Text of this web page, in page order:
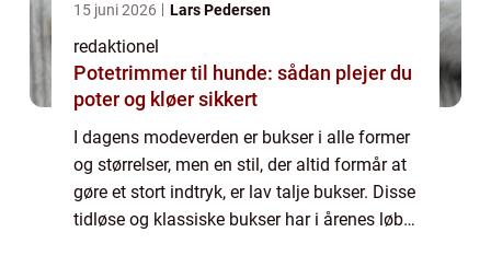
15 juni 2026 Lars Pedersen
redaktionel
Potetrimmer til hunde: sådan plejer du
poter og kløer sikkert
I dagens modeverden er bukser i alle former
og størrelser, men en stil, der altid formår at
gøre et stort indtryk, er lav talje bukser. Disse
tidløse og klassiske bukser har i årenes løb